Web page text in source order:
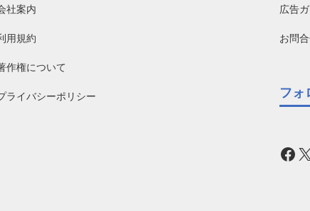
社案内
用規約
作権について
ライバシーポリシー
広告
お問
フォ
X